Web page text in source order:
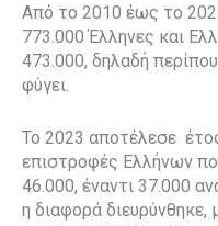
Από το 2010 έως το
773.000 Έλληνες και
473.000, δηλαδή
φύγει.
Το 2023 αποτέλεσε
επιστροφές Ελλήνων
46.000, έναντι 37.000
η διαφορά διευρύνθηκε,